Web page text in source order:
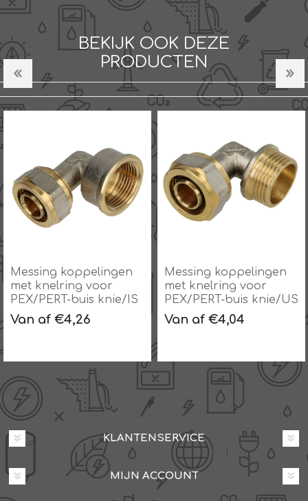
BEKIJK OOK DEZE
PRODUCTEN
Messing koppelingen
met knelring voor
PEX/PERT-buis knie/IS
Van af €4,26
Messing koppelingen
met knelring voor
PEX/PERT-buis knie/US
Van af €4,04
KLANTENSERVICE
MIJN ACCOUNT